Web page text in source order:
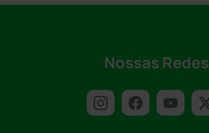
Nossas Redes